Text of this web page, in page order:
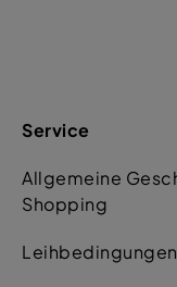
Service
Allgemeine
Shopping